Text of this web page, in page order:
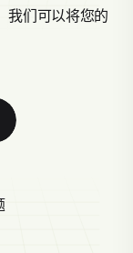
我们可以将您的